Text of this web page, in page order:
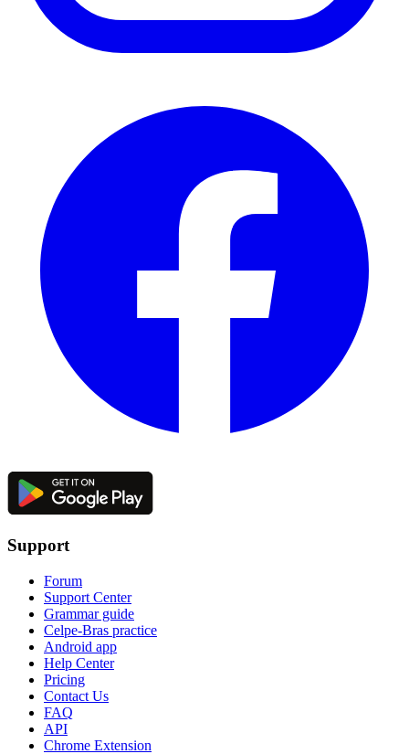
Support
Forum
Support Center
Grammar guide
Celpe-Bras practice
Android app
Help Center
Pricing
Contact Us
FAQ
API
Chrome Extension